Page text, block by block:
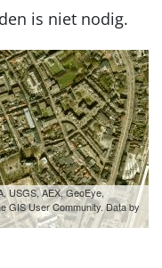
is niet nodig.
USGS, AEX, GeoEye,
GIS User Community. Data by